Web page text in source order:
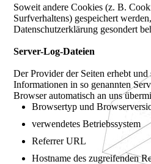
Soweit andere Cookies (z. B.
Surfverhaltens) gespeichert
Datenschutzerklärung gesondert
Server-Log-Dateien
Der Provider der Seiten erhebt und
Informationen in so genannten
Browser automatisch an uns
Browsertyp und
verwendetes Betriebssystem
Referrer URL
Hostname des zugreifenden